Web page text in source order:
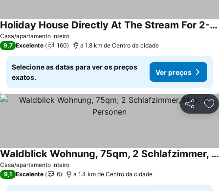
Casa/apartamento inteiro
Holiday House Directly At The Stream For 2-4 People
9,7 Excelente 160 a 1.8 km de Centro da cidade
Selecione as datas para ver os preços
exatos.
Ver preços
Partilhar
Casa/apartamento inteiro
Waldblick Wohnung, 75qm, 2 Schlafzimmer, Max. 4 Personen
9,1 Excelente 6 a 1.4 km de Centro da cidade